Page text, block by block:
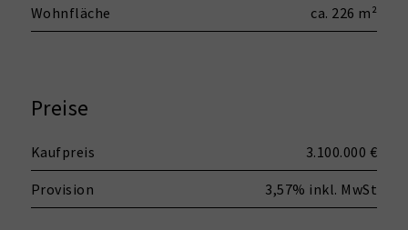
Wohnfläche ca. 226 m²
Preise
Kaufpreis 3.100.000 €
Provision 3,57% inkl. MwSt